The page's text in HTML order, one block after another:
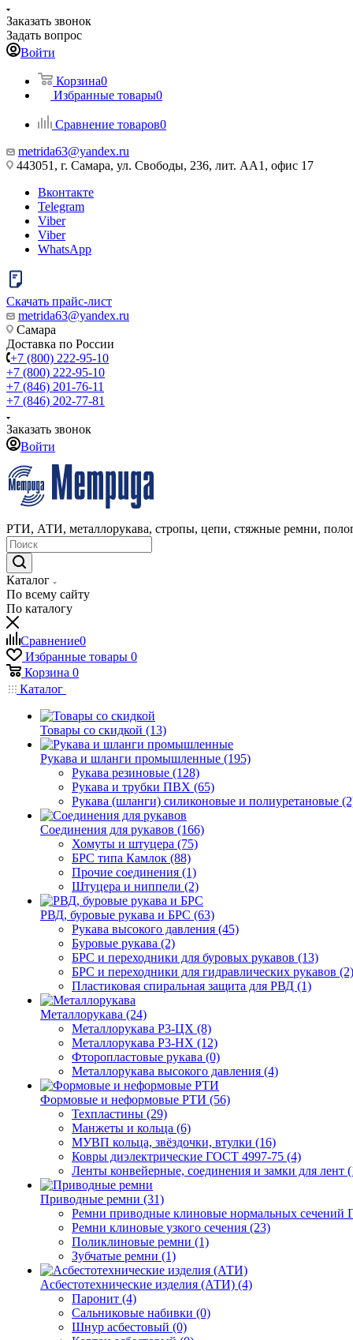
Заказать звонок
Задать вопрос
Войти
Корзина0
Избранные товары0
Сравнение товаров0
metrida63@yandex.ru
443051, г. Самара, ул. Свободы, 236, лит. АА1, офис 17
Вконтакте
Telegram
Viber
Viber
WhatsApp
Скачать прайс-лист
metrida63@yandex.ru
Самара
Доставка по России
+7 (800) 222-95-10
+7 (800) 222-95-10
+7 (846) 201-76-11
+7 (846) 202-77-81
Заказать звонок
Войти
РТИ, АТИ, металлорукава, стропы, цепи, стяжные ремни,
Каталог
По всему сайту
По каталогу
Сравнение0
Избранные товары 0
Корзина 0
Каталог
Товары со скидкой (13)
Рукава и шланги промышленные (195)
Рукава резиновые (128)
Рукава и трубки ПВХ (65)
Рукава (шланги) силиконовые и полиуретановые
Соединения для рукавов (166)
Хомуты и штуцера (75)
БРС типа Камлок (88)
Прочие соединения (1)
Штуцера и ниппели (2)
РВД, буровые рукава и БРС (63)
Рукава высокого давления (45)
Буровые рукава (2)
БРС и переходники для буровых рукавов (13)
БРС и переходники для гидравлических рукавов (2)
Пластиковая спиральная защита для РВД (1)
Металлорукава (24)
Металлорукава Р3-ЦХ (8)
Металлорукава Р3-НХ (12)
Фторопластовые рукава (0)
Металлорукава высокого давления (4)
Формовые и неформовые РТИ (56)
Техпластины (29)
Манжеты и кольца (6)
МУВП кольца, звёздочки, втулки (16)
Ковры диэлектрические ГОСТ 4997-75 (4)
Ленты конвейерные, соединения и замки для лент
Приводные ремни (31)
Ремни приводные клиновые нормальных сечений
Ремни клиновые узкого сечения (23)
Поликлиновые ремни (1)
Зубчатые ремни (1)
Асбестотехнические изделия (АТИ) (4)
Паронит (4)
Сальниковые набивки (0)
Шнур асбестовый (0)